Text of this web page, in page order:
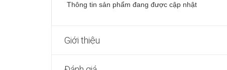
Thông tin sản phẩm đang được cập nhật
Giới thiệu